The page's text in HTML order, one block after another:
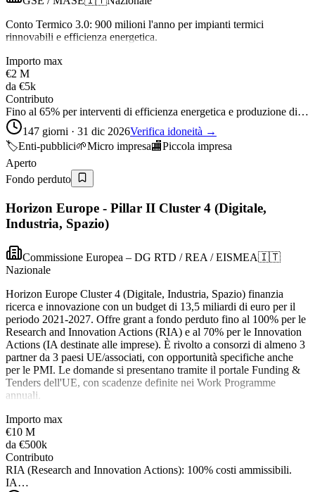
Conto Termico 3.0: 900 milioni l'anno per impianti termici
rinnovabili e efficienza energetica.
Importo max
€2 M
da €5k
Contributo
Fino al 65% per interventi di efficienza energetica e produzione di…
147 giorni · 31 dic 2026Verifica idoneità →
🏷️Enti-pubblici🌱Micro impresa🏬Piccola impresa
Aperto
Fondo perduto
Horizon Europe - Pillar II Cluster 4 (Digitale,
Industria, Spazio)
Commissione Europea – DG RTD / REA / EISMEA🇮🇹
Nazionale
Horizon Europe Cluster 4 (Digitale, Industria, Spazio) finanzia
ricerca e innovazione con un budget di 13,5 miliardi di euro per il
periodo 2021-2027. Offre grant a fondo perduto fino al 100% per le
Research and Innovation Actions (RIA) e al 70% per le Innovation
Actions (IA destinate alle imprese). È rivolto a consorzi di almeno 3
partner da 3 paesi UE/associati, con opportunità specifiche anche
per le PMI. Le domande si presentano tramite il portale Funding &
Tenders dell'UE, con scadenze definite nei Work Programme
annuali.
Importo max
€10 M
da €500k
Contributo
RIA (Research and Innovation Actions): 100% costi ammissibili.
IA…